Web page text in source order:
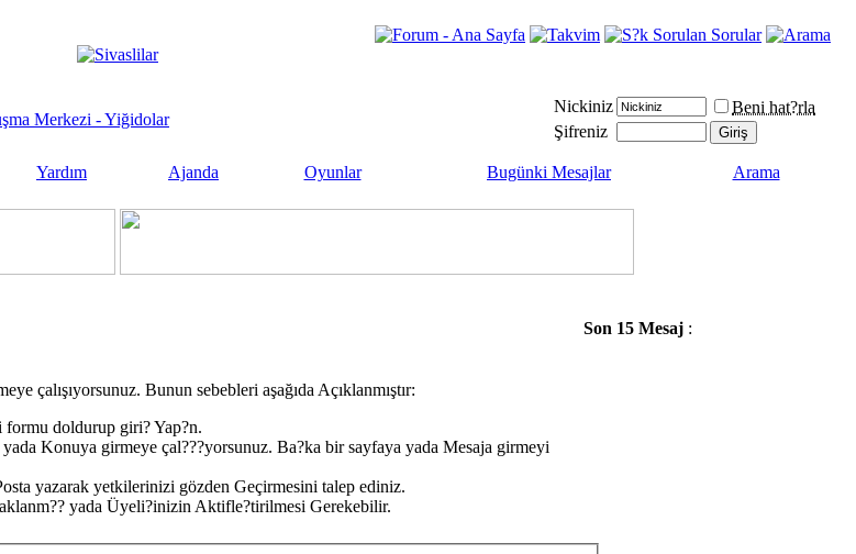
Merkezi - Yiğidolar
Nickiniz
Beni hat?rla
Şifreniz
Yardım Ajanda Oyunlar Bugünki Mesajlar Arama
Son 15 Mesaj:
çalışıyorsunuz. Bunun sebebleri aşağıda Açıklanmıştır:
formu doldurup giri? Yap?n.
Konuya girmeye çal???yorsunuz. Ba?ka bir sayfaya yada Mesaja girmeyi
yazarak yetkilerinizi gözden Geçirmesini talep ediniz.
yada Üyeli?inizin Aktifle?tirilmesi Gerekebilir.